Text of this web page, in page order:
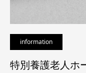
information
特別養護老人ホ